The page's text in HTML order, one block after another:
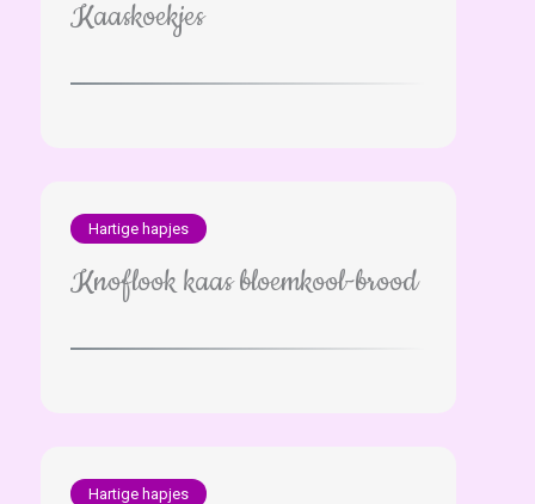
Kaaskoekjes
Hartige hapjes
Knoflook kaas bloemkool-brood
Hartige hapjes